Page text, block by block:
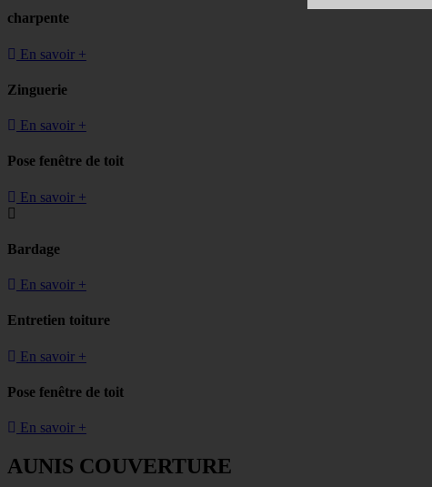
charpente
En savoir +
Zinguerie
En savoir +
Pose fenêtre de toit
En savoir +
Bardage
En savoir +
Entretien toiture
En savoir +
Pose fenêtre de toit
En savoir +
AUNIS COUVERTURE